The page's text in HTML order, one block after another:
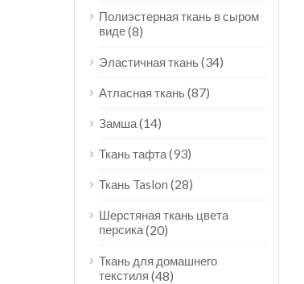
Полиэстерная ткань в сыром
виде(8)
Эластичная ткань(34)
Атласная ткань(87)
Замша(14)
Ткань тафта(93)
Ткань Taslon (28)
Шерстяная ткань цвета
персика(20)
Ткань для домашнего
текстиля (48)